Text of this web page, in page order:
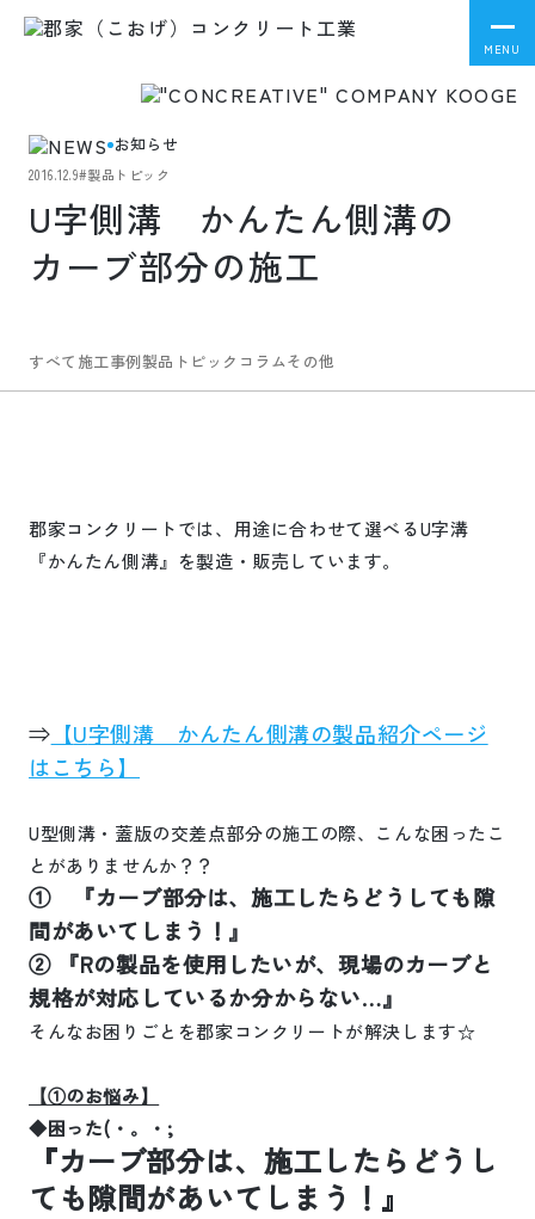
MENU
お知らせ
2016.12.9#製品トピック
U字側溝 かんたん側溝の
カーブ部分の施工
すべて 施工事例製品トピック コラムその他
郡家コンクリートでは、用途に合わせて選べるU字溝
『かんたん側溝』を製造・販売しています。
⇒ 【U字側溝 かんたん側溝の製品紹介ページ
はこちら】
U型側溝・蓋版の交差点部分の施工の際、こんな困ったこ
とがありませんか？？
① 『カーブ部分は、施工したらどうしても隙
間があいてしまう！』
② 『Rの製品を使用したいが、現場のカーブと
規格が対応しているか分からない…』
そんなお困りごとを郡家コンクリートが解決します☆
【①のお悩み】
◆困った( ・。・ ;
『カーブ部分は、施工したらどうし
ても隙間があいてしまう！』